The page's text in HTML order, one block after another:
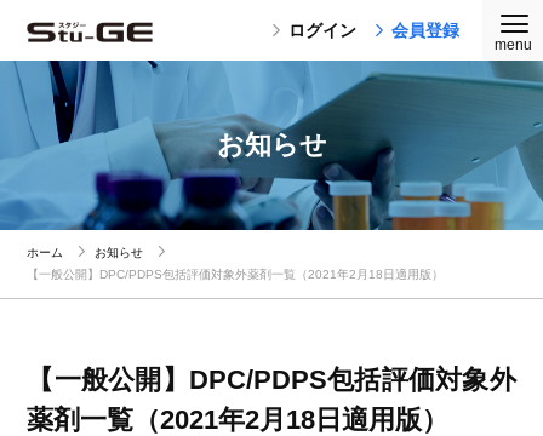
ログイン 会員登録
お知らせ
ホーム
お知らせ
【一般公開】DPC/PDPS包括評価対象外薬剤一覧（2021年2月18日適用版）
【一般公開】DPC/PDPS包括評価対象外
薬剤一覧（2021年2月18日適用版）